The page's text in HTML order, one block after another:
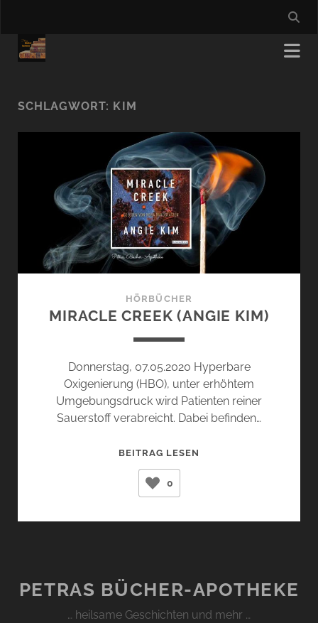
SCHLAGWORT: KIM
HÖRBÜCHER
MIRACLE CREEK (ANGIE KIM)
Donnerstag, 07.05.2020 Hyperbare
Oxigenierung (HBO), unter erhöhtem
Umgebungsdruck wird Patienten reiner
Sauerstoff verabreicht. Dabei befinden…
BEITRAG LESEN
0
PETRAS BÜCHER-APOTHEKE
… heilsame Geschichten und mehr …